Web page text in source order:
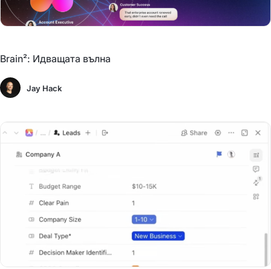
Brain²: Идващата вълна
Jay Hack